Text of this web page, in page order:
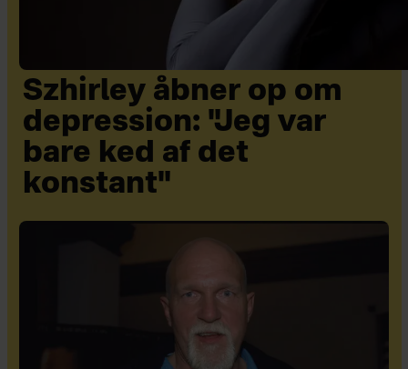
Szhirley åbner op om
depression: "Jeg var
bare ked af det
konstant"